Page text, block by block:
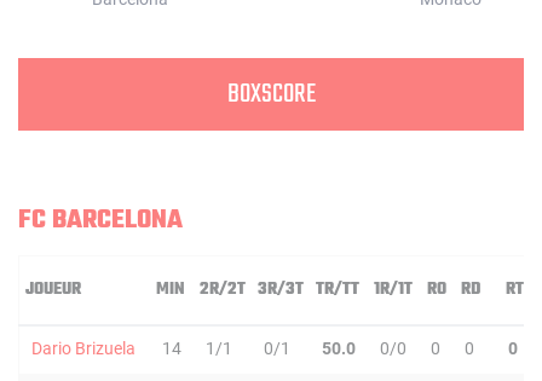
BOXSCORE
FC BARCELONA
JOUEUR MIN 2R/2T 3R/3T TR/TT 1R/1T RO RD RT
Dario Brizuela 14 1/1 0/1 50.0 0/0 0 0 0